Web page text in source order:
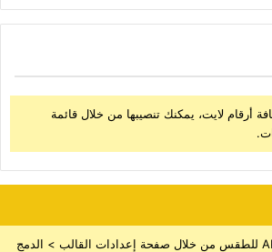
أرقام لايت، يمكنك تنصيبها من خلال قائمة